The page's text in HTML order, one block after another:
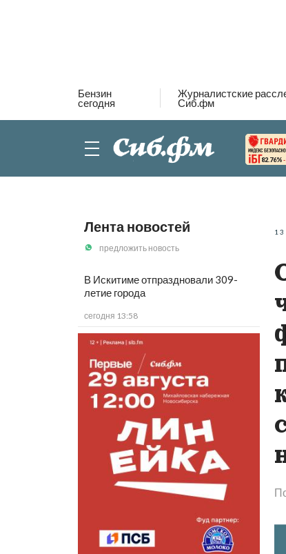
Бензин
сегодня
Журналистские
Сиб.фм
82.76%
Лента новостей
предложить новость
В Искитиме отпраздновали 309-
летие города
сегодня 13:58